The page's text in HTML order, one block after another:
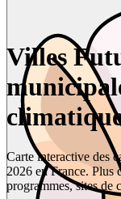
Villes
Carte interactive des
2026 en France. Plus
programmes, sites de